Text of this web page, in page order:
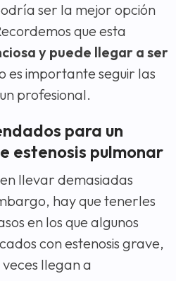
ser la mejor opción
que esta
y puede llegar a ser
es importante seguir las
profesional.
para un
estenosis pulmonar
llevar demasiadas
hay que tenerles
en los que algunos
con estenosis grave,
llegan a